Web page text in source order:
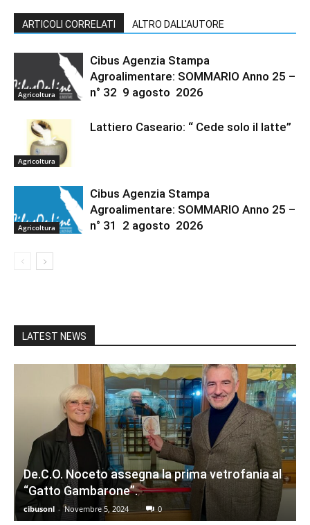
ARTICOLI CORRELATI ALTRO DALL'AUTORE
Agricoltura
Cibus Agenzia Stampa
Agroalimentare: SOMMARIO Anno 25 –
n° 32 9 agosto 2026
Agricoltura
Lattiero Caseario: “ Cede solo il latte”
Agricoltura
Cibus Agenzia Stampa
Agroalimentare: SOMMARIO Anno 25 –
n° 31 2 agosto 2026
LATEST NEWS
De.C.O. Noceto assegna la prima vetrofania al
“Gatto Gambarone”.
cibusonl - Novembre 5, 2024 0